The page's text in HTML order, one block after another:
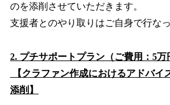
のを添削させていただきます。
支援者とのやり取りはご自身で行な
2. プチサポートプラン（ご費用：5万
【クラファン作成におけるアドバイ
添削】